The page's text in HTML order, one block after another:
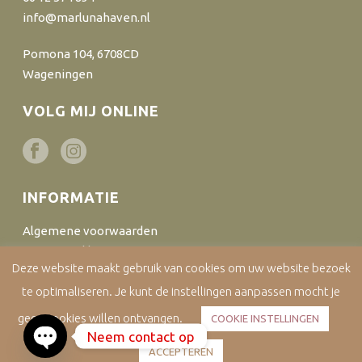
info@marlunahaven.nl
Pomona 104, 6708CD
Wageningen
VOLG MIJ ONLINE
INFORMATIE
Algemene voorwaarden
Privacyverklaring
Cookiebeleid
Disclaimer
Bestellen en verzenden
Deze website maakt gebruik van cookies om uw website bezoek
te optimaliseren. Je kunt de instellingen aanpassen mocht je
geen cookies willen ontvangen.
COOKIE INSTELLINGEN
ACCEPTEREN
Neem contact op